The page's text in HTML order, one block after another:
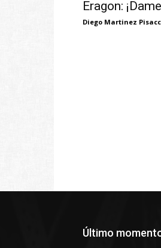
Eragon:
Diego Martinez
Último